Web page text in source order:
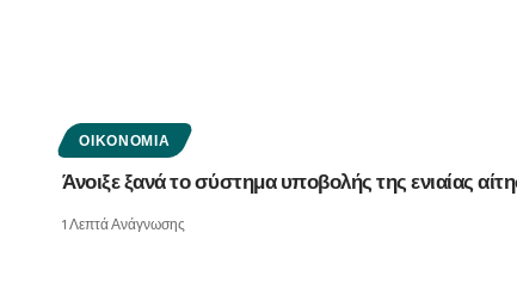
ΟΙΚΟΝΟΜΊΑ
Άνοιξε ξανά το σύστημα υποβολής της ενιαίας
1 Λεπτά Ανάγνωσης